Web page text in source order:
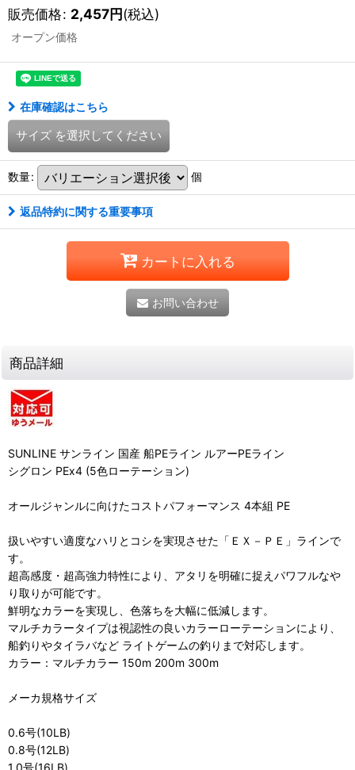
販売価格: 2,457円(税込)
オープン価格
在庫確認はこちら
サイズ を選択してください
数量: 個
返品特約に関する重要事項
カートに入れる
お問い合わせ
商品詳細
SUNLINE サンライン 国産 船PEライン ルアーPEライン
シグロン PEx4 (5色ローテーション)
オールジャンルに向けたコストパフォーマンス 4本組 PE
扱いやすい適度なハリとコシを実現させた「ＥＸ－ＰＥ」ラインで
す。
超高感度・超高強力特性により、アタリを明確に捉えパワフルなや
り取りが可能です。
鮮明なカラーを実現し、色落ちを大幅に低減します。
マルチカラータイプは視認性の良いカラーローテーションにより、
船釣りやタイラバなど ライトゲームの釣りまで対応します。
カラー：マルチカラー 150m 200m 300m
メーカ規格サイズ
0.6号(10LB)
0.8号(12LB)
1.0号(16LB)